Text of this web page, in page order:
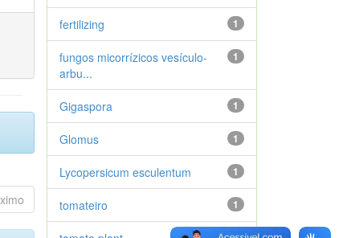
1
fertilizing
1
fungos micorrízicos vesículo-
arbu...
1
Gigaspora
1
Glomus
1
Lycopersicum esculentum
1
tomateiro